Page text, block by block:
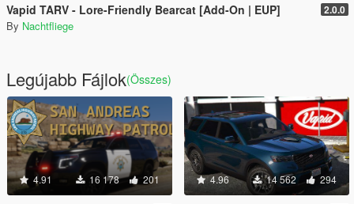
Vapid TARV - Lore-Friendly Bearcat [Add-On | EUP] 2.0.0
By Nachtfliege
Legújabb Fájlok(Összes)
4.91 16 178 201 4.96 14 562 294